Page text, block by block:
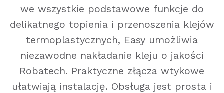
we wszystkie podstawowe funkcje do
delikatnego topienia i przenoszenia klejów
termoplastycznych, Easy umożliwia
niezawodne nakładanie kleju o jakości
Robatech. Praktyczne złącza wtykowe
ułatwiają instalację. Obsługa jest prosta i